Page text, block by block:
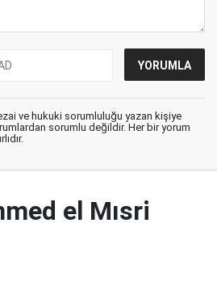
ve hukuki sorumluluğu yazan kişiye
sorumlu değildir. Her bir yorum
el Mısri